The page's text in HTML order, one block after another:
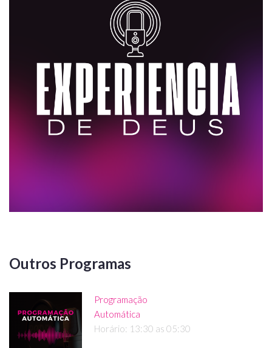
Outros Programas
Programação
Automática
Horário: 13:30 as 05:30